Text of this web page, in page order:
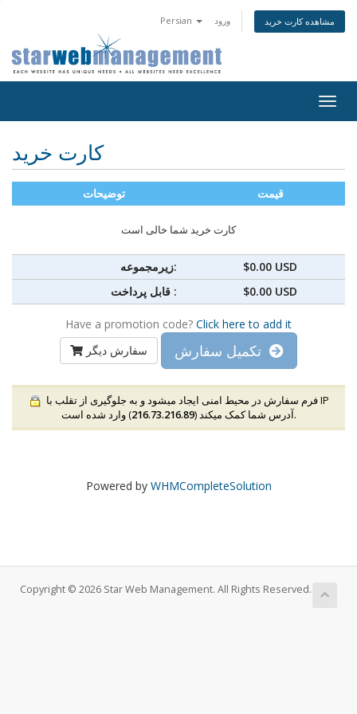
Persian ورود مشاهده کارت خرید
کارت خرید
توضیحات قیمت
کارت خرید شما خالی است
زیرمجموعه:
$0.00 USD
قابل پرداخت :
$0.00 USD
Have a promotion code? Click here to add it
سفارش دیگر
آدرس شما کمک میکند (216.73.216.89 ) وارد شده است.
Powered by WHMCompleteSolution
Copyright © 2026 Star Web Management. All Rights Reserved.